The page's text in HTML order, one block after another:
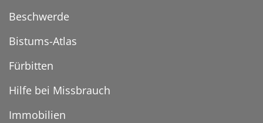
Beschwerde
Bistums-Atlas
Fürbitten
Hilfe bei Missbrauch
Immobilien